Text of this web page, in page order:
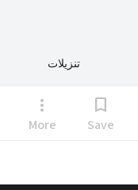
تنزيلات
bookmark
Save
more_vert
More